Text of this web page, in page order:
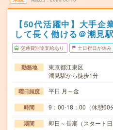
【50代活躍中】大手企
して長く働ける＠潮見
交通費別途支給あり 土日祝日が休み
勤務地
東京都江東区
潮見駅から徒歩1分
曜日頻度 平日 月～金
時間 9：00-18：00（休憩60
期間 即日～長期（スタート日